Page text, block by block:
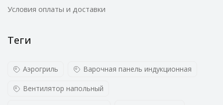
Условия оплаты и доставки
Теги
Аэрогриль Варочная панель индукционная
Вентилятор напольный